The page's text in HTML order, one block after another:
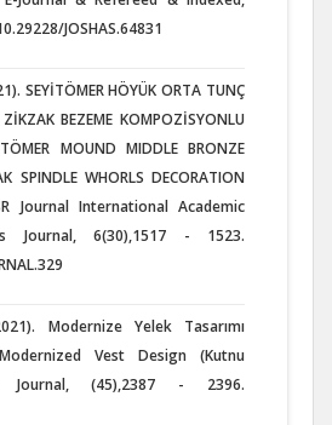
JOSHAS.64831
SEYİTÖMER HÖYÜK ORTA TUNÇ
BEZEME KOMPOZİSYONLU
MOUND MIDDLE BRONZE
SPINDLE WHORLS DECORATION
Journal International Academic
Journal, 6(30),1517 - 1523.
Modernize Yelek Tasarımı
Vest Design (Kutnu
Journal, (45),2387 - 2396.